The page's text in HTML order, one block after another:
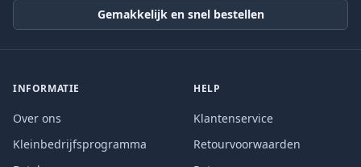
Gemakkelijk en snel bestellen
INFORMATIE
Over ons
Kleinbedrijfsprogramma
HELP
Klantenservice
Retourvoorwaarden